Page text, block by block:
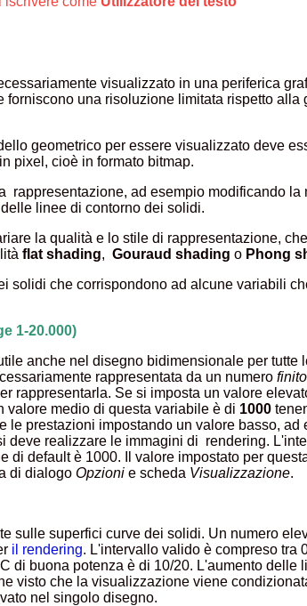
visualizzato in una periferica
una risoluzione limitata rispetto alla
geometrico per essere visualizzato deve
pixel, cioè in formato bitmap.
rappresentazione, ad esempio modificando la
linee di contorno dei solidi.
la qualità e lo stile di rappresentazione,
flat shading, Gouraud shading o Phong
solidi che corrispondono ad alcune variabili
1-20.000)
anche nel disegno bidimensionale per tutte
rappresentata da un numero finito
rappresentarla. Se si imposta un valore
valore medio di questa variabile è di 1000
prestazioni impostando un valore basso, ad
deve realizzare le immagini di rendering.
di default è 1000. Il valore impostato per
di dialogo Opzionie scheda Visualizzazione.
sulle superfici curve dei solidi. Un numero
il rendering. L'intervallo valido è compreso tra
di buona potenza è di 10/20. L'aumento delle
visto che la visualizzazione viene
nel singolo disegno.